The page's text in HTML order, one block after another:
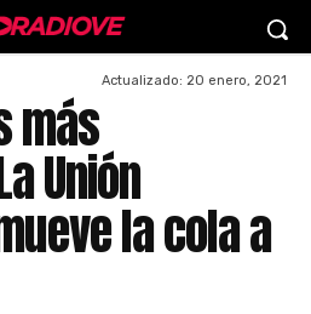
Actualizado: 20 enero, 2021
más
Unión
la cola a